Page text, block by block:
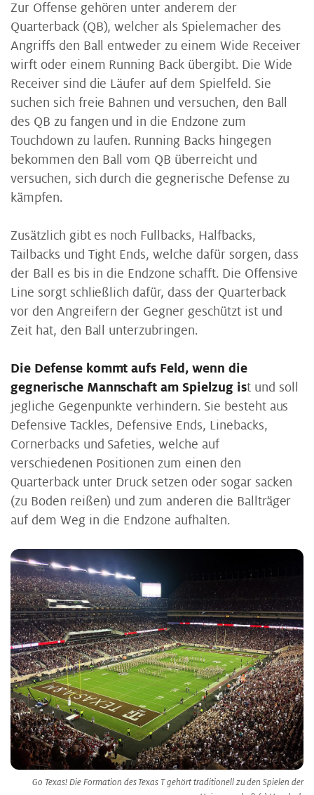
Zur Offense gehören unter anderem der
Quarterback (QB), welcher als Spielemacher des
Angriffs den Ball entweder zu einem Wide Receiver
wirft oder einem Running Back übergibt. Die Wide
Receiver sind die Läufer auf dem Spielfeld. Sie
suchen sich freie Bahnen und versuchen, den Ball
des QB zu fangen und in die Endzone zum
Touchdown zu laufen. Running Backs hingegen
bekommen den Ball vom QB überreicht und
versuchen, sich durch die gegnerische Defense zu
kämpfen.
Zusätzlich gibt es noch Fullbacks, Halfbacks,
Tailbacks und Tight Ends, welche dafür sorgen, dass
der Ball es bis in die Endzone schafft. Die Offensive
Line sorgt schließlich dafür, dass der Quarterback
vor den Angreifern der Gegner geschützt ist und
Zeit hat, den Ball unterzubringen.
Die Defense kommt aufs Feld, wenn die
gegnerische Mannschaft am Spielzug ist und soll
jegliche Gegenpunkte verhindern. Sie besteht aus
Defensive Tackles, Defensive Ends, Linebacks,
Cornerbacks und Safeties, welche auf
verschiedenen Positionen zum einen den
Quarterback unter Druck setzen oder sogar sacken
(zu Boden reißen) und zum anderen die Ballträger
auf dem Weg in die Endzone aufhalten.
Go Texas! Die Formation des Texas T gehört traditionell zu den Spielen der